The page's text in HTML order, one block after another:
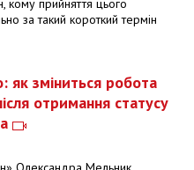
кому прийняття цього
за такий короткий термін
зміниться робота
отримання статусу